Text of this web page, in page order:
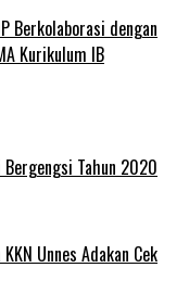
Berkolaborasi dengan
Kurikulum IB
Tahun 2020
Unnes Adakan Cek